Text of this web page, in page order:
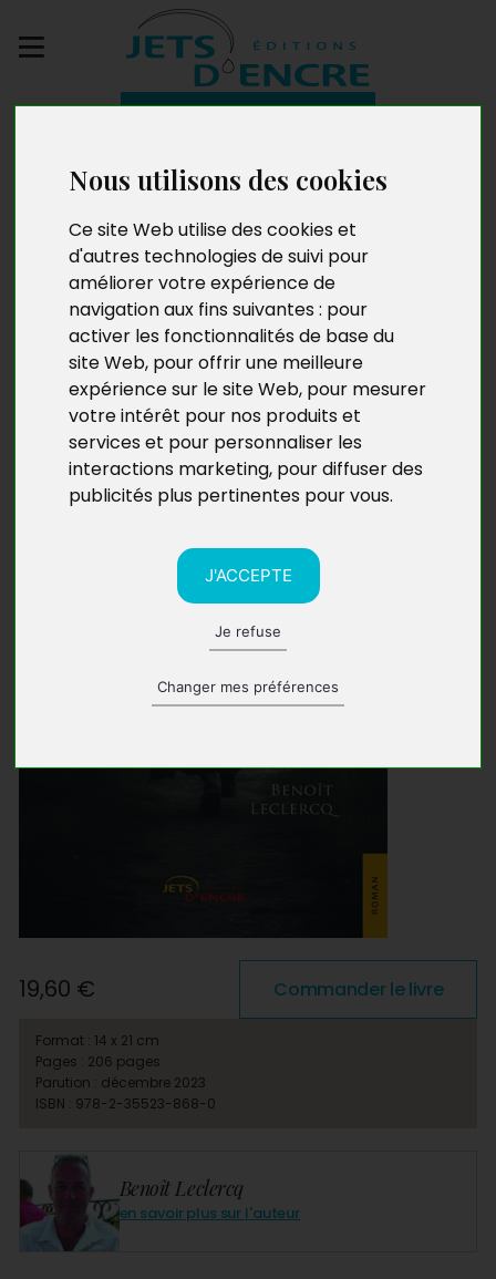
Nous utilisons des cookies
Ce site Web utilise des cookies et
d'autres technologies de suivi pour
améliorer votre expérience de
navigation aux fins suivantes : pour
activer les fonctionnalités de base du
site Web, pour offrir une meilleure
expérience sur le site Web, pour mesurer
votre intérêt pour nos produits et
services et pour personnaliser les
interactions marketing, pour diffuser des
publicités plus pertinentes pour vous.
J'ACCEPTE
Je refuse
Changer mes préférences
Envoyez votre
Charles le
Malchanceux (1635-
1707)
Benoît Leclercq
en savoir plus sur l'auteur
19,60 € Commander le livre
Format : 14 x 21 cm
Pages : 206 pages
Parution : décembre 2023
ISBN : 978-2-35523-868-0